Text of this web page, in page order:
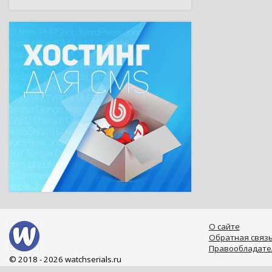
© 2018 - 2026 watchserials.ru
О сайте
Обратная связь